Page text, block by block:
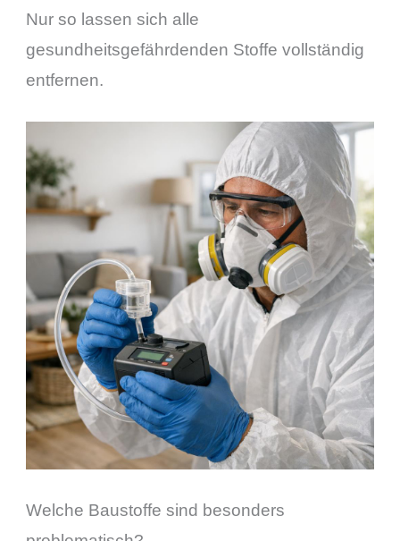
Nur so lassen sich alle
gesundheitsgefährdenden Stoffe vollständig
entfernen.
Welche Baustoffe sind besonders